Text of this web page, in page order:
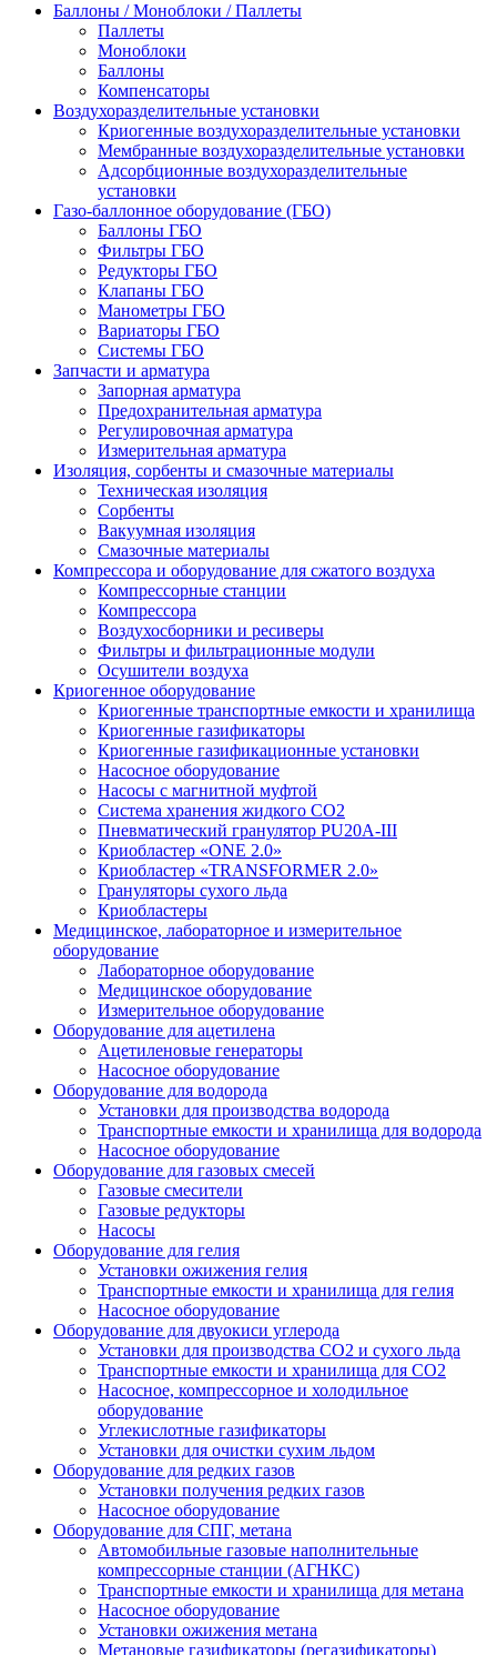
Баллоны / Моноблоки / Паллеты
Паллеты
Моноблоки
Баллоны
Компенсаторы
Воздухоразделительные установки
Криогенные воздухоразделительные установки
Мембранные воздухоразделительные установки
Адсорбционные воздухоразделительные
установки
Газо-баллонное оборудование (ГБО)
Баллоны ГБО
Фильтры ГБО
Редукторы ГБО
Клапаны ГБО
Манометры ГБО
Вариаторы ГБО
Системы ГБО
Запчасти и арматура
Запорная арматура
Предохранительная арматура
Регулировочная арматура
Измерительная арматура
Изоляция, сорбенты и смазочные материалы
Техническая изоляция
Сорбенты
Вакуумная изоляция
Смазочные материалы
Компрессора и оборудование для сжатого воздуха
Компрессорные станции
Компрессора
Воздухосборники и ресиверы
Фильтры и фильтрационные модули
Осушители воздуха
Криогенное оборудование
Криогенные транспортные емкости и хранилища
Криогенные газификаторы
Криогенные газификационные установки
Насосное оборудование
Насосы с магнитной муфтой
Система хранения жидкого CO2
Пневматический гранулятор PU20A-III
Криобластер «ONE 2.0»
Криобластер «TRANSFORMER 2.0»
Грануляторы сухого льда
Криобластеры
Медицинское, лабораторное и измерительное
оборудование
Лабораторное оборудование
Медицинское оборудование
Измерительное оборудование
Оборудование для ацетилена
Ацетиленовые генераторы
Насосное оборудование
Оборудование для водорода
Установки для производства водорода
Транспортные емкости и хранилища для водорода
Насосное оборудование
Оборудование для газовых смесей
Газовые смесители
Газовые редукторы
Насосы
Оборудование для гелия
Установки ожижения гелия
Транспортные емкости и хранилища для гелия
Насосное оборудование
Оборудование для двуокиси углерода
Установки для производства СО2 и сухого льда
Транспортные емкости и хранилища для CO2
Насосное, компрессорное и холодильное
оборудование
Углекислотные газификаторы
Установки для очистки сухим льдом
Оборудование для редких газов
Установки получения редких газов
Насосное оборудование
Оборудование для СПГ, метана
Автомобильные газовые наполнительные
компрессорные станции (АГНКС)
Транспортные емкости и хранилища для метана
Насосное оборудование
Установки ожижения метана
Метановые газификаторы (регазификаторы)